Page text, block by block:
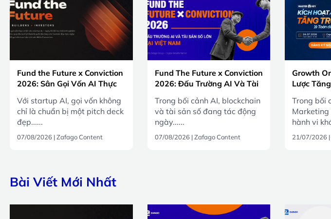
Fund the Future x Conviction
2026: Sân Gọi Vốn AI Thực
Với startup AI, gọi vốn không
chỉ là chuẩn bị một pitch deck
đẹp......
07/08/2026 |Zafago Content
Fund The Future x Conviction
2026: Đấu Trường AI Và Tài
Trong bối cảnh AI, blockchain
và tài sản số đang tác động
ngày......
07/08/2026 |Zafago Content
Growth
Lược
Trong bối
hành vi
21/07/2026 |
Bài Viết Mới Nhất